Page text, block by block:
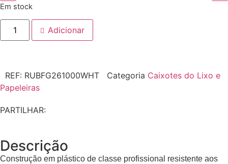
Em stock
Adicionar
REF: RUBFG261000WHT Categoria Caixotes do Lixo e
Papeleiras
PARTILHAR:
Descrição
Construção em plástico de classe profissional resistente aos